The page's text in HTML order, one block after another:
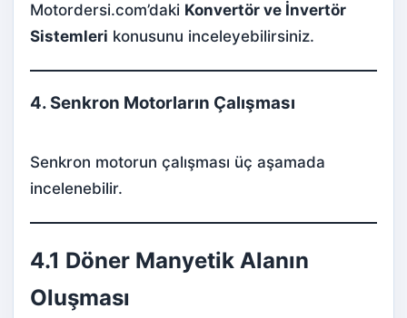
Motordersi.com’daki Konvertör ve İnvertör
Sistemleri konusunu inceleyebilirsiniz.
4. Senkron Motorların Çalışması
Senkron motorun çalışması üç aşamada
incelenebilir.
4.1 Döner Manyetik Alanın
Oluşması